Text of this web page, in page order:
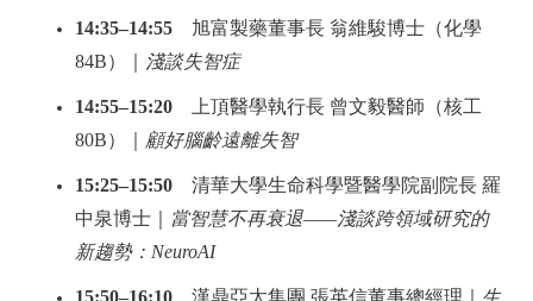
14:35–14:55 旭富製藥董事長 翁維駿博士（化學
84B）｜
淺談失智症
14:55–15:20 上頂醫學執行長 曾文毅醫師（核工
80B）｜ 顧好腦齡遠離失智
15:25–15:50 清華大學生命科學暨醫學院副院長 羅
中泉博士｜
當智慧不再衰退——淺談跨領域研究的
新趨勢：NeuroAI
15:50–16:10 漢鼎亞太集團 張英信董事總經理｜ 生